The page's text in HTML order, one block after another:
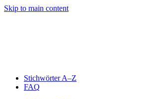
Skip to main content
Stichwörter A–Z
FAQ